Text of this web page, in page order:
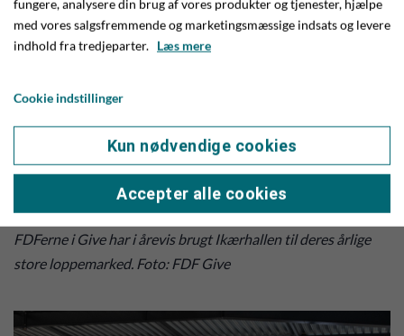
FDFerne i Give har i årevis brugt Ikærhallen til deres årlige
store loppemarked. Foto: FDF Give
fungere, analysere din brug af vores produkter og tjenester, hjælpe
med vores salgsfremmende og marketingsmæssige indsats og levere
indhold fra tredjeparter. Læs mere
Cookie indstillinger
Kun nødvendige cookies
Accepter alle cookies